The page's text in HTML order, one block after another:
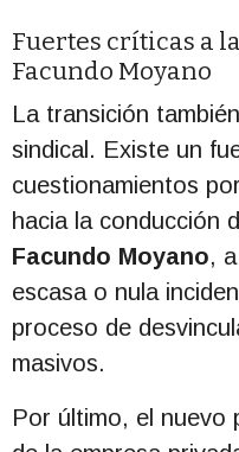
Fuertes críticas a
Facundo Moyano
La transición
sindical. Existe un
cuestionamientos
hacia la conducción
Facundo Moyano,
escasa o nula
proceso de
masivos.
Por último, el nuevo